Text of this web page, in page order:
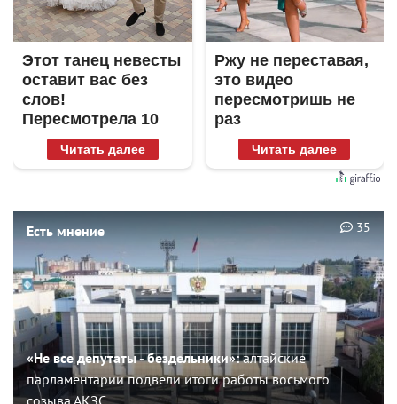
Этот танец невесты
оставит вас без
слов!
Пересмотрела 10
раз
Читать далее
Ржу не переставая,
это видео
пересмотришь не
раз
Читать далее
Есть мнение
«Не все депутаты - бездельники»:алтайские
парламентарии подвели итоги работы восьмого
35